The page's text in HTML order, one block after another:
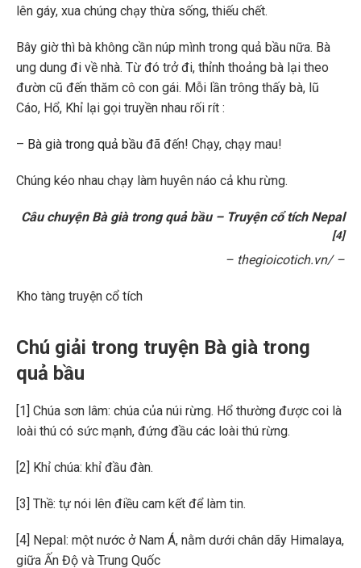
lên gáy, xua chúng chạy thừa sống, thiếu chết.
Bây giờ thì bà không cần núp mình trong quả bầu nữa. Bà
ung dung đi về nhà. Từ đó trở đi, thỉnh thoảng bà lại theo
đườn cũ đến thăm cô con gái. Mỗi lần trông thấy bà, lũ
Cáo, Hổ, Khỉ lại gọi truyền nhau rối rít :
– Bà già trong quả bầu đã đến! Chạy, chạy mau!
Chúng kéo nhau chạy làm huyên náo cả khu rừng.
Câu chuyện Bà già trong quả bầu – Truyện cổ tích Nepal
[4]
– thegioicotich.vn/ –
Kho tàng truyện cổ tích
Chú giải trong truyện Bà già trong
quả bầu
[1] Chúa sơn lâm: chúa của núi rừng. Hổ thường được coi là
loài thú có sức mạnh, đứng đầu các loài thú rừng.
[2] Khỉ chúa: khỉ đầu đàn.
[3] Thề: tự nói lên điều cam kết để làm tin.
[4] Nepal: một nước ở Nam Á, nằm dưới chân dãy Himalaya,
giữa Ấn Độ và Trung Quốc